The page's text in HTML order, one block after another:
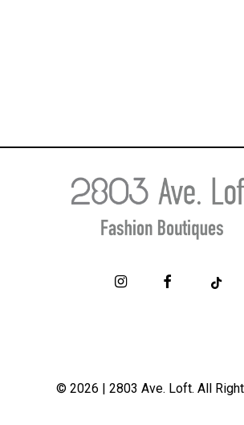
© 2026 | 2803 Ave. Loft. All